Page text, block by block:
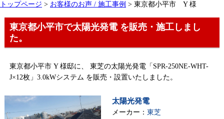
トップページ > お客様のお声 / 施工事例 > 東京都小平市 Y 様
東京都小平市で太陽光発電 を販売・施工しまし
た。
東京都小平市 Y 様邸に、 東芝の太陽光発電「SPR-250NE-WHT-
J×12枚」3.0kWシステム を販売・設置いたしました。
太陽光発電
メーカー： 東芝